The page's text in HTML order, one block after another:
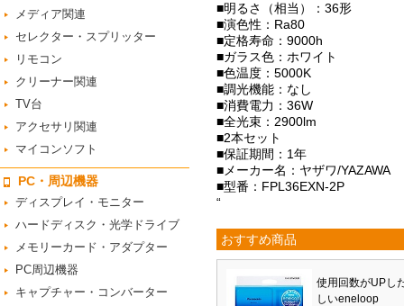
メディア関連
セレクター・スプリッター
リモコン
クリーナー関連
TV台
アクセサリ関連
マイコンソフト
PC・周辺機器
ディスプレイ・モニター
ハードディスク・光学ドライブ
メモリーカード・アダプター
PC周辺機器
キャプチャー・コンバーター
■明るさ（相当）：36形
■演色性：Ra80
■定格寿命：9000h
■ガラス色：ホワイト
■色温度：5000K
■調光機能：なし
■消費電力：36W
■全光束：2900lm
■2本セット
■保証期間：1年
■メーカー名：ヤザワ/YAZAWA
■型番：FPL36EXN-2P
“
おすすめ商品
使用回数がUPし
しいeneloop